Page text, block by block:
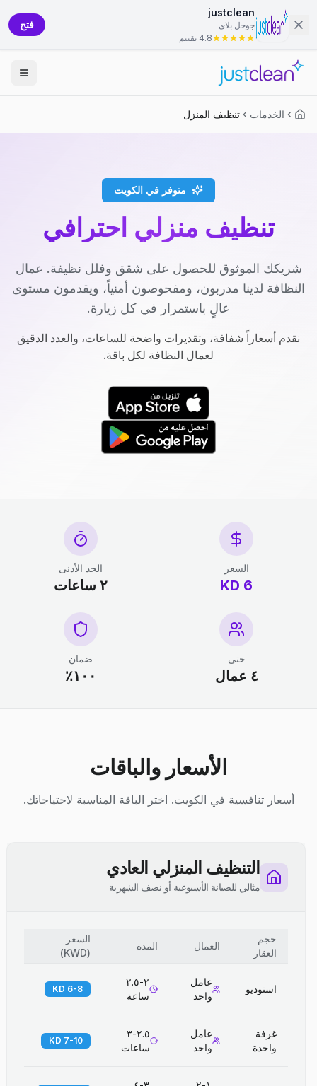
justclean
جوجل بلاي
4.8 تقييم
فتح
الخدمات تنظيف المنزل
متوفر في الكويت
تنظيف منزلي احترافي
شريكك الموثوق للحصول على شقق وفلل نظيفة. عمال
النظافة لدينا مدربون، ومفحوصون أمنياً، ويقدمون مستوى
عالٍ باستمرار في كل زيارة.
نقدم أسعاراً شفافة، وتقديرات واضحة للساعات، والعدد الدقيق
لعمال النظافة لكل باقة.
السعر
6 KD
الحد الأدنى
٢ ساعات
حتى
٤ عمال
ضمان
١٠٠٪
الأسعار والباقات
أسعار تنافسية في الكويت. اختر الباقة المناسبة لاحتياجاتك.
التنظيف المنزلي العادي
مثالي للصيانة الأسبوعية أو نصف الشهرية
حجم
العقار
العمال المدة
السعر
(
KWD
)
استوديو
عامل
واحد
٢-٢.٥
ساعة
6-8 KD
غرفة
واحدة
عامل
واحد
٢.٥-٣
ساعات
7-10 KD